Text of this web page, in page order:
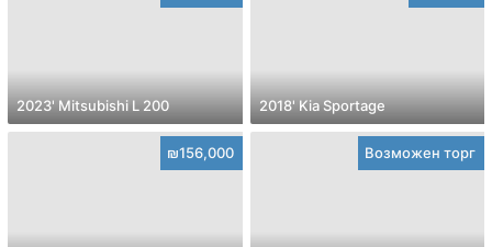
2023' Mitsubishi L 200 2018' Kia Sportage
₪156,000 Возможен торг